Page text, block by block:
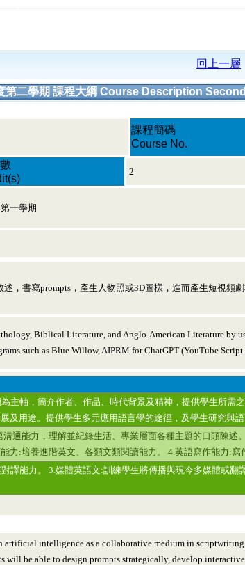
回上一層
第二學期 課程大綱 Course Description
課程簡碼
Course No.
2
一學期
，書寫prompts，產生人物照或3D圖樣，進而產生短視頻劇
Biblical Literature, and Anglo-American Literature by
such as Blue Willow, AIPRM for ChatGPT (YouTube
主軸，簡介作者、作品、時代背景及精神，提供學生所需
及用途。提供學生多元應用語言學的途徑，及學生研究與語
通能力，理解並紀錄生活、專業層面各種主題的口頭陳
力:培養進階英文、各類文類閱讀能力。 4.英語寫作能力:寫
譯能力。 3.媒體英語文:訓練學生將傳播與現今多媒體或
intelligence as a collaborative medium in
will be able to design prompts strategically, develop